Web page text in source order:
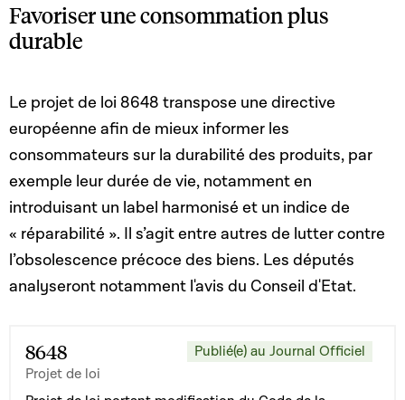
Favoriser une consommation plus
durable
Le projet de loi 8648 transpose une directive
européenne afin de mieux informer les
consommateurs sur la durabilité des produits, par
exemple leur durée de vie, notamment en
introduisant un label harmonisé et un indice de
« réparabilité ». Il s’agit entre autres de lutter contre
l’obsolescence précoce des biens. Les députés
analyseront notamment l'avis du Conseil d'Etat.
8648
Projet de loi
Publié(e) au Journal Officiel